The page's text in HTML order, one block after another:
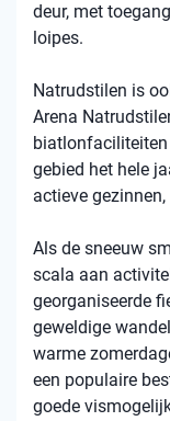
deur, met
loipes.
Natrudstilen is
Arena
gebied het hele
actieve
Als de sneeuw
scala aan
georganiseerde
geweldige
warme
een populaire
goede